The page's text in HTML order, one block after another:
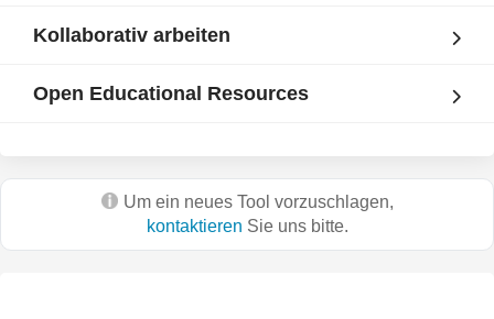
Kollaborativ arbeiten
Open Educational Resources
Um ein neues Tool vorzuschlagen,
kontaktieren Sie uns bitte.